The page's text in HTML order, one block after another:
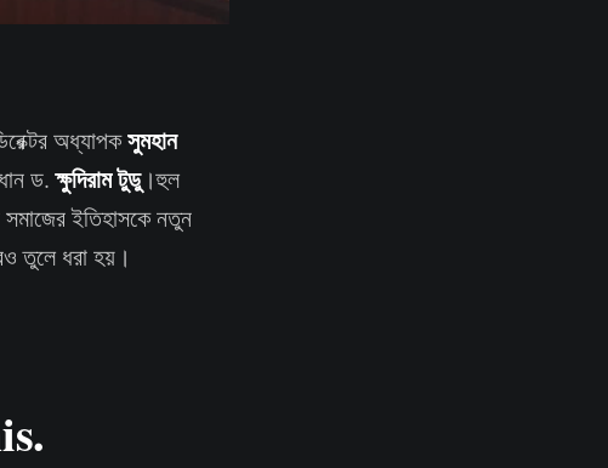
অধ্যাপকসুমহান
ড.ক্ষুদিরাম টুডু।হুল
ইতিহাসকে নতুন
তুলে ধরা হয়।